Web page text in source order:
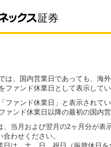
は、国内営業日であっても、海
ファンド休業日として表示して
ファンド休業日」と表示されて
ァンド休業日以降の最初の国内
、当月および翌月の2ヶ月分が表
わせください。